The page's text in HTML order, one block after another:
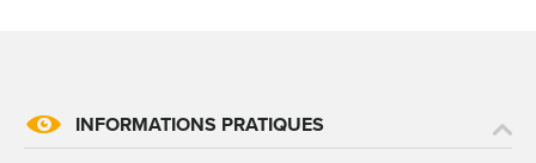
INFORMATIONS PRATIQUES